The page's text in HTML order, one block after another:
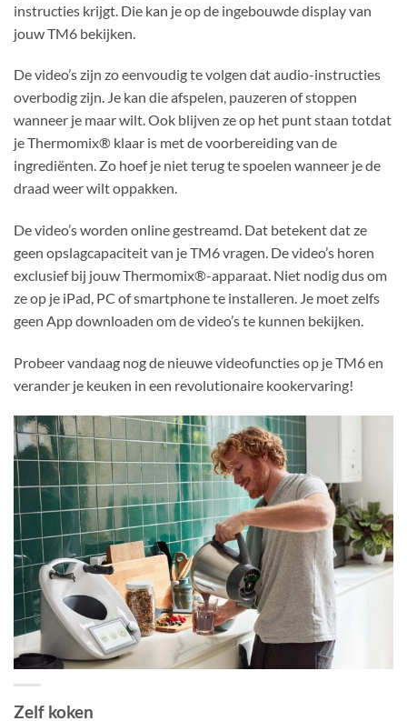
instructies krijgt. Die kan je op de ingebouwde display van
jouw TM6 bekijken.
De video’s zijn zo eenvoudig te volgen dat audio-instructies
overbodig zijn. Je kan die afspelen, pauzeren of stoppen
wanneer je maar wilt. Ook blijven ze op het punt staan totdat
je Thermomix® klaar is met de voorbereiding van de
ingrediënten. Zo hoef je niet terug te spoelen wanneer je de
draad weer wilt oppakken.
De video’s worden online gestreamd. Dat betekent dat ze
geen opslagcapaciteit van je TM6 vragen. De video’s horen
exclusief bij jouw Thermomix®-apparaat. Niet nodig dus om
ze op je iPad, PC of smartphone te installeren. Je moet zelfs
geen App downloaden om de video’s te kunnen bekijken.
Probeer vandaag nog de nieuwe videofuncties op je TM6 en
verander je keuken in een revolutionaire kookervaring!
Zelf koken